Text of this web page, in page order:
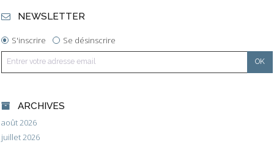
NEWSLETTER
S'inscrire Se désinscrire
ARCHIVES
août 2026
juillet 2026